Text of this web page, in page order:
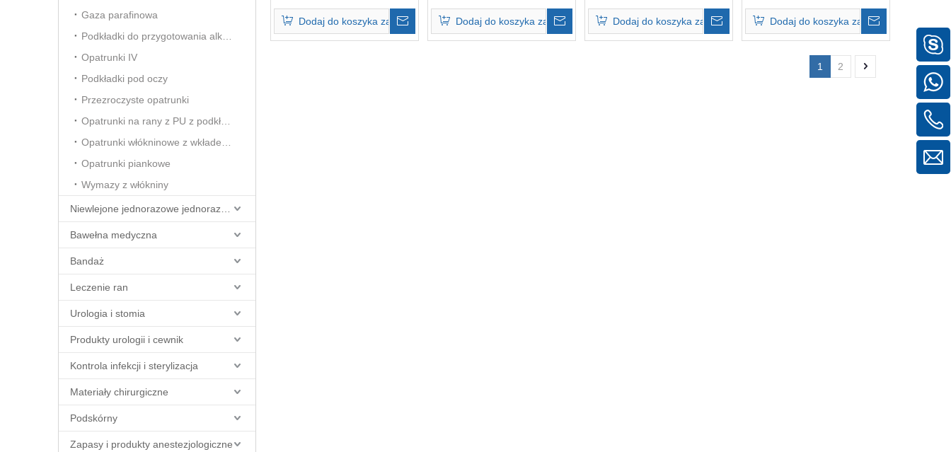
Gaza parafinowa
Opatrunki IV
Podkładki pod oczy
Przezroczyste opatrunki
Opatrunki piankowe
Wymazy z włókniny
Bawełna medyczna
Bandaż
Leczenie ran
Urologia i stomia
Produkty urologii i cewnik
Kontrola infekcji i sterylizacja
Materiały chirurgiczne
Podskórny
Zapasy i produkty anestezjologiczne
Dodaj do koszyka zapytań
Dodaj do koszyka zapytań Dodaj do koszyka zapytań Dodaj do koszyka zapytań
1 2